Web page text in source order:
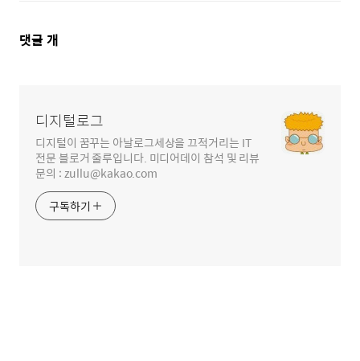
댓
댓글 개
디지털로그
디지털이 꿈꾸는 아날로그세상을 끄적거리는 IT
전문 블로거 줄루입니다. 미디어데이 참석 및 리뷰
문의 : zullu@kakao.com
구독하기